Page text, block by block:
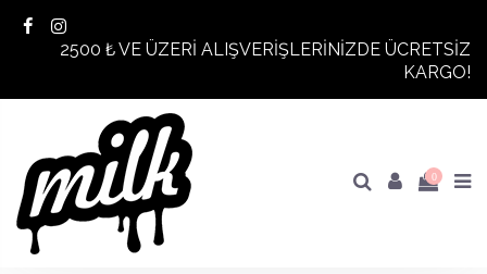
2500 ₺ VE ÜZERİ ALIŞVERİŞLERİNİZDE ÜCRETSİZ
KARGO!
0